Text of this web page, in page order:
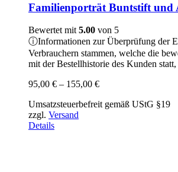
Familienporträt Buntstift und
Bewertet mit5.00 von 5
ⓘInformationen zur Überprüfung der
Verbrauchern stammen, welche die
mit der Bestellhistorie des Kunden
95,00 € – 155,00 €Preisspanne:
bis
Umsatzsteuerbefreit gemäß UStG §19
zzgl. Versand
Details